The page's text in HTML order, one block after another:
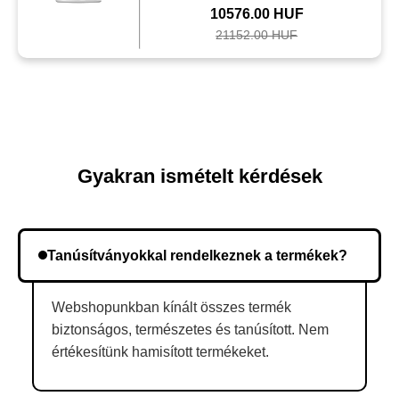
10576.00 HUF
21152.00 HUF
Gyakran ismételt kérdések
Tanúsítványokkal rendelkeznek a termékek?
Webshopunkban kínált összes termék
biztonságos, természetes és tanúsított. Nem
értékesítünk hamisított termékeket.